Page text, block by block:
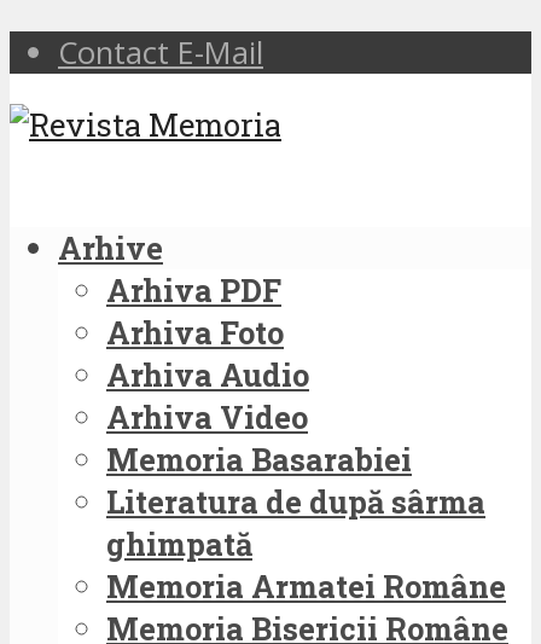
Contact E-Mail
Arhive
Arhiva PDF
Arhiva Foto
Arhiva Audio
Arhiva Video
Memoria Basarabiei
Literatura de după sârma
ghimpată
Memoria Armatei Române
Memoria Bisericii Române